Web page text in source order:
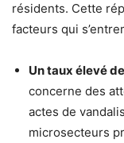
résidents. Cette
facteurs qui
Un taux élevé
concerne des
actes de
microsecteurs